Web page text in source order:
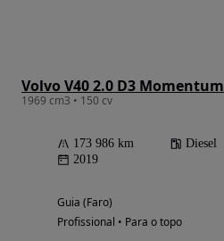
Volvo V40 2.0 D3 Momentum
1969 cm3 • 150 cv
173 986 km Diesel
2019
Guia (Faro)
Profissional • Para o topo